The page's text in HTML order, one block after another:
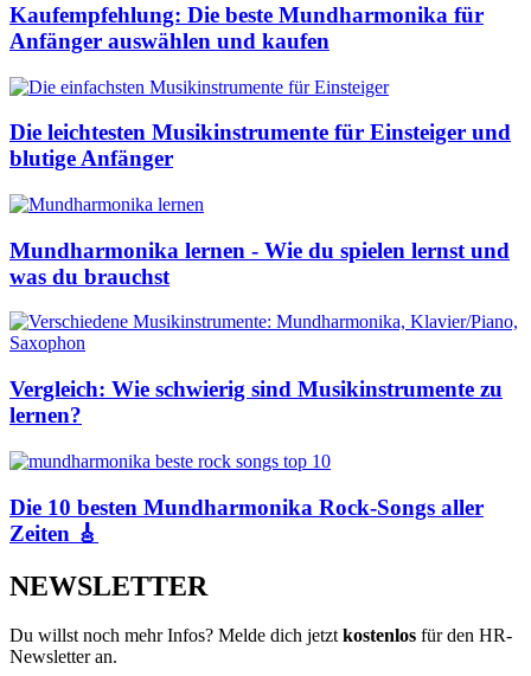
Kaufempfehlung: Die beste Mundharmonika für
Anfänger auswählen und kaufen
Die leichtesten Musikinstrumente für Einsteiger und
blutige Anfänger
Mundharmonika lernen - Wie du spielen lernst und
was du brauchst
Vergleich: Wie schwierig sind Musikinstrumente zu
lernen?
Die 10 besten Mundharmonika Rock-Songs aller
Zeiten 🎸
NEWSLETTER
Du willst noch mehr Infos? Melde dich jetztkostenlos für den HR-
Newsletter an.